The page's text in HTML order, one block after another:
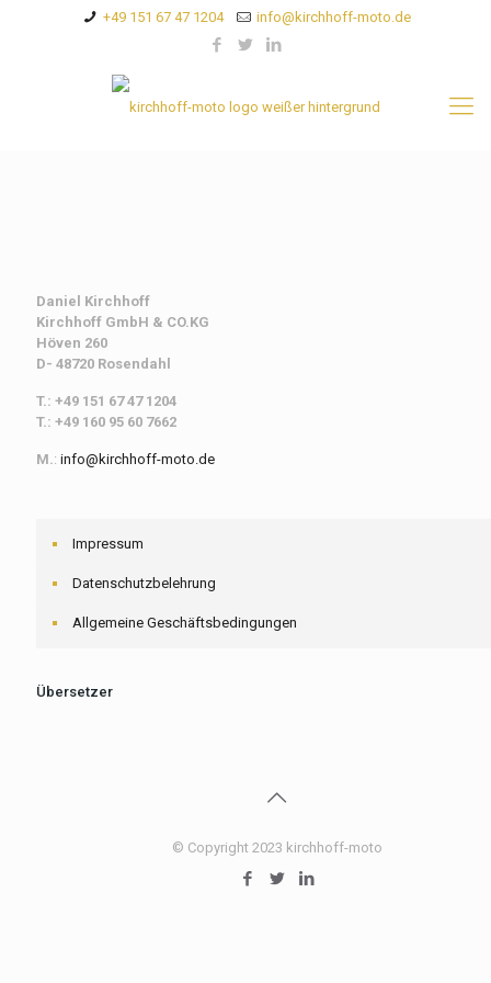
+49 151 67 47 1204 info@kirchhoff-moto.de
Daniel Kirchhoff
Kirchhoff GmbH & CO.KG
Höven 260
D- 48720 Rosendahl
T.: +49 151 67 47 1204
T.: +49 160 95 60 7662
M.: info@kirchhoff-moto.de
Impressum
Datenschutzbelehrung
Allgemeine Geschäftsbedingungen
Übersetzer
© Copyright 2023 kirchhoff-moto